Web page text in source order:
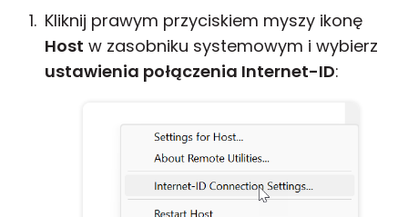
Kliknij prawym przyciskiem myszy ikonę
Host w zasobniku systemowym i wybierz
ustawienia połączenia Internet-ID: